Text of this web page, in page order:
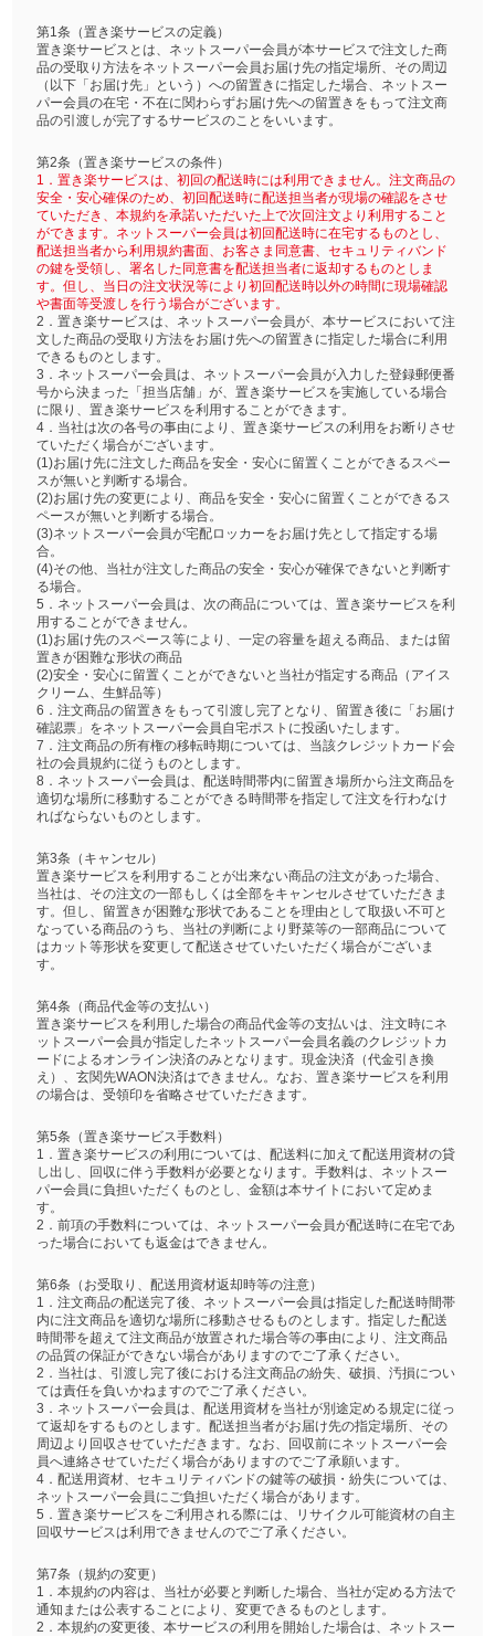
第1条（置き楽サービスの定義）
置き楽サービスとは、ネットスーパー会員が本サービスで注文した商
品の受取り方法をネットスーパー会員お届け先の指定場所、その周辺
（以下「お届け先」という）への留置きに指定した場合、ネットスー
パー会員の在宅・不在に関わらずお届け先への留置きをもって注文商
品の引渡しが完了するサービスのことをいいます。
第2条（置き楽サービスの条件）
1．置き楽サービスは、初回の配送時には利用できません。注文商品の
安全・安心確保のため、初回配送時に配送担当者が現場の確認をさせ
ていただき、本規約を承諾いただいた上で次回注文より利用すること
ができます。ネットスーパー会員は初回配送時に在宅するものとし、
配送担当者から利用規約書面、お客さま同意書、セキュリティバンド
の鍵を受領し、署名した同意書を配送担当者に返却するものとしま
す。但し、当日の注文状況等により初回配送時以外の時間に現場確認
や書面等受渡しを行う場合がございます。
2．置き楽サービスは、ネットスーパー会員が、本サービスにおいて注
文した商品の受取り方法をお届け先への留置きに指定した場合に利用
できるものとします。
3．ネットスーパー会員は、ネットスーパー会員が入力した登録郵便番
号から決まった「担当店舗」が、置き楽サービスを実施している場合
に限り、置き楽サービスを利用することができます。
4．当社は次の各号の事由により、置き楽サービスの利用をお断りさせ
ていただく場合がございます。
(1)お届け先に注文した商品を安全・安心に留置くことができるスペー
スが無いと判断する場合。
(2)お届け先の変更により、商品を安全・安心に留置くことができるス
ペースが無いと判断する場合。
(3)ネットスーパー会員が宅配ロッカーをお届け先として指定する場
合。
(4)その他、当社が注文した商品の安全・安心が確保できないと判断す
る場合。
5．ネットスーパー会員は、次の商品については、置き楽サービスを利
用することができません。
(1)お届け先のスペース等により、一定の容量を超える商品、または留
置きが困難な形状の商品
(2)安全・安心に留置くことができないと当社が指定する商品（アイス
クリーム、生鮮品等）
6．注文商品の留置きをもって引渡し完了となり、留置き後に「お届け
確認票」をネットスーパー会員自宅ポストに投函いたします。
7．注文商品の所有権の移転時期については、当該クレジットカード会
社の会員規約に従うものとします。
8．ネットスーパー会員は、配送時間帯内に留置き場所から注文商品を
適切な場所に移動することができる時間帯を指定して注文を行わなけ
ればならないものとします。
第3条（キャンセル）
置き楽サービスを利用することが出来ない商品の注文があった場合、
当社は、その注文の一部もしくは全部をキャンセルさせていただきま
す。但し、留置きが困難な形状であることを理由として取扱い不可と
なっている商品のうち、当社の判断により野菜等の一部商品について
はカット等形状を変更して配送させていたいただく場合がございま
す。
第4条（商品代金等の支払い）
置き楽サービスを利用した場合の商品代金等の支払いは、注文時にネ
ットスーパー会員が指定したネットスーパー会員名義のクレジットカ
ードによるオンライン決済のみとなります。現金決済（代金引き換
え）、玄関先WAON決済はできません。なお、置き楽サービスを利用
の場合は、受領印を省略させていただきます。
第5条（置き楽サービス手数料）
1．置き楽サービスの利用については、配送料に加えて配送用資材の貸
し出し、回収に伴う手数料が必要となります。手数料は、ネットスー
パー会員に負担いただくものとし、金額は本サイトにおいて定めま
す。
2．前項の手数料については、ネットスーパー会員が配送時に在宅であ
った場合においても返金はできません。
第6条（お受取り、配送用資材返却時等の注意）
1．注文商品の配送完了後、ネットスーパー会員は指定した配送時間帯
内に注文商品を適切な場所に移動させるものとします。指定した配送
時間帯を超えて注文商品が放置された場合等の事由により、注文商品
の品質の保証ができない場合がありますのでご了承ください。
2．当社は、引渡し完了後における注文商品の紛失、破損、汚損につい
ては責任を負いかねますのでご了承ください。
3．ネットスーパー会員は、配送用資材を当社が別途定める規定に従っ
て返却をするものとします。配送担当者がお届け先の指定場所、その
周辺より回収させていただきます。なお、回収前にネットスーパー会
員へ連絡させていただく場合がありますのでご了承願います。
4．配送用資材、セキュリティバンドの鍵等の破損・紛失については、
ネットスーパー会員にご負担いただく場合があります。
5．置き楽サービスをご利用される際には、リサイクル可能資材の自主
回収サービスは利用できませんのでご了承ください。
第7条（規約の変更）
1．本規約の内容は、当社が必要と判断した場合、当社が定める方法で
通知または公表することにより、変更できるものとします。
2．本規約の変更後、本サービスの利用を開始した場合は、ネットスー